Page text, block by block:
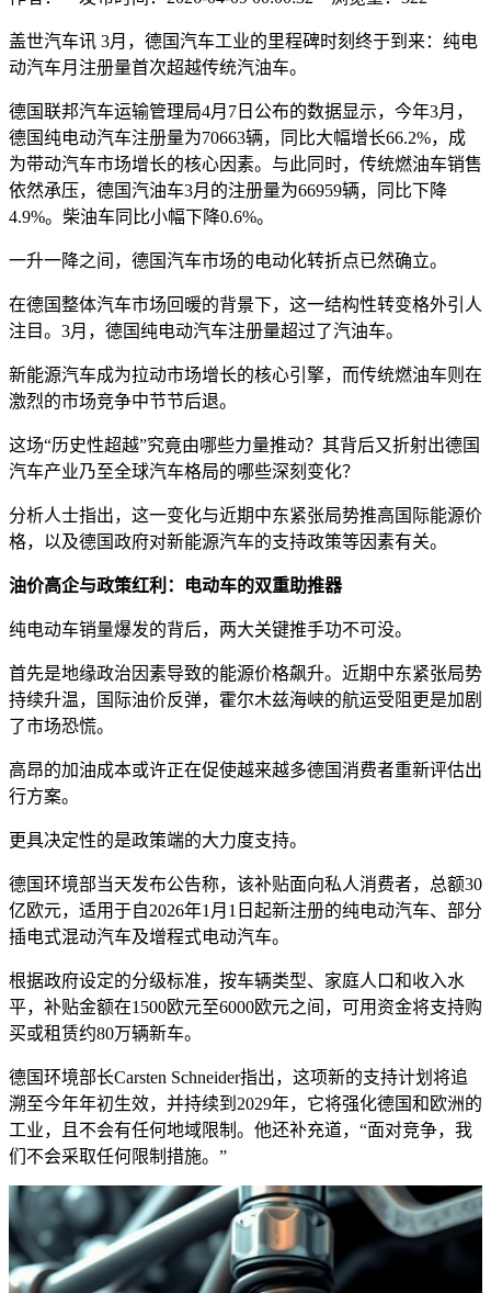
盖世汽车讯 3月，德国汽车工业的里程碑时刻终于到来：纯电
动汽车月注册量首次超越传统汽油车。
德国联邦汽车运输管理局4月7日公布的数据显示，今年3月，
德国纯电动汽车注册量为70663辆，同比大幅增长66.2%，成
为带动汽车市场增长的核心因素。与此同时，传统燃油车销售
依然承压，德国汽油车3月的注册量为66959辆，同比下降
4.9%。柴油车同比小幅下降0.6%。
一升一降之间，德国汽车市场的电动化转折点已然确立。
在德国整体汽车市场回暖的背景下，这一结构性转变格外引人
注目。3月，德国纯电动汽车注册量超过了汽油车。
新能源汽车成为拉动市场增长的核心引擎，而传统燃油车则在
激烈的市场竞争中节节后退。
这场“历史性超越”究竟由哪些力量推动？其背后又折射出德国
汽车产业乃至全球汽车格局的哪些深刻变化？
分析人士指出，这一变化与近期中东紧张局势推高国际能源价
格，以及德国政府对新能源汽车的支持政策等因素有关。
油价高企与政策红利：电动车的双重助推器
纯电动车销量爆发的背后，两大关键推手功不可没。
首先是地缘政治因素导致的能源价格飙升。近期中东紧张局势
持续升温，国际油价反弹，霍尔木兹海峡的航运受阻更是加剧
了市场恐慌。
高昂的加油成本或许正在促使越来越多德国消费者重新评估出
行方案。
更具决定性的是政策端的大力度支持。
德国环境部当天发布公告称，该补贴面向私人消费者，总额30
亿欧元，适用于自2026年1月1日起新注册的纯电动汽车、部分
插电式混动汽车及增程式电动汽车。
根据政府设定的分级标准，按车辆类型、家庭人口和收入水
平，补贴金额在1500欧元至6000欧元之间，可用资金将支持购
买或租赁约80万辆新车。
德国环境部长Carsten Schneider指出，这项新的支持计划将追
溯至今年年初生效，并持续到2029年，它将强化德国和欧洲的
工业，且不会有任何地域限制。他还补充道，“面对竞争，我
们不会采取任何限制措施。”